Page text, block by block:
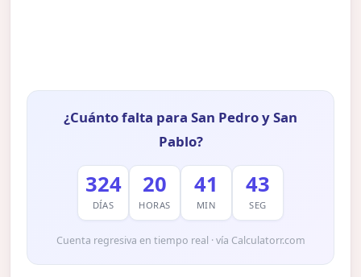
¿Cuánto falta para San Pedro y San
Pablo?
324
DÍAS
20
HORAS
41
MIN
42
SEG
Cuenta regresiva en tiempo real · vía Calculatorr.com